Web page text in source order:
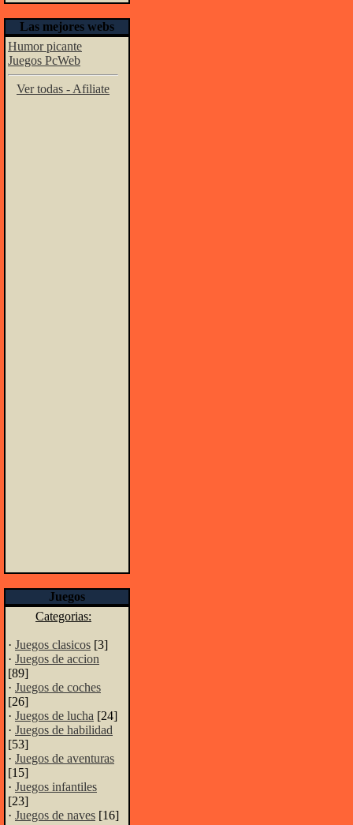
Las mejores webs
Humor picante
Juegos PcWeb
Ver todas - Afiliate
Juegos
Categorias:
· Juegos clasicos [3]
· Juegos de accion
[89]
· Juegos de coches
[26]
· Juegos de lucha [24]
· Juegos de habilidad
[53]
· Juegos de aventuras
[15]
· Juegos infantiles
[23]
· Juegos de naves [16]